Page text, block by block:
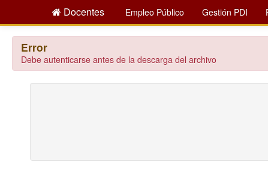
Docentes Empleo Público Gestión PDI
Error
Debe autenticarse antes de la descarga del archivo